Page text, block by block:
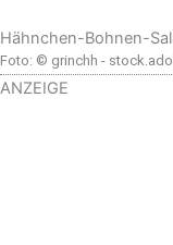
Hähnchen-Bohnen-
Foto: © grinchh -
ANZEIGE